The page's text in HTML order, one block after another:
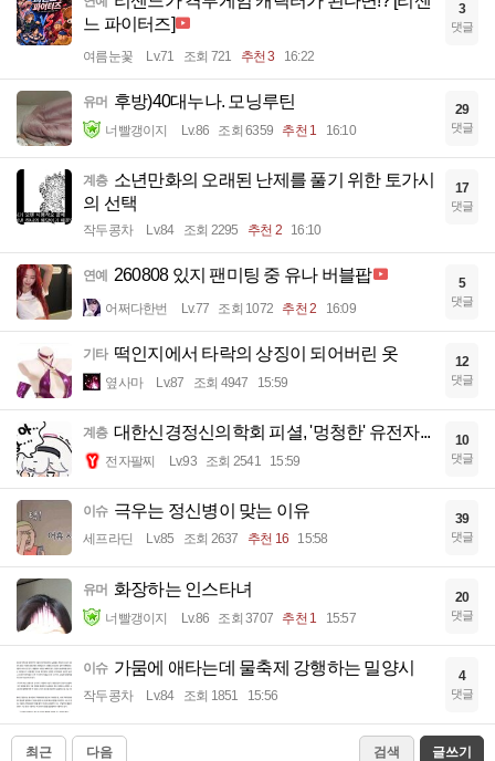
느 파이터즈]
여름눈꽃 Lv.71 조회 721 추천 3 16:22
3
댓글
유머 후방)40대누나. 모닝루틴
너빨갱이지 Lv.86 조회 6359 추천 1 16:10
29
댓글
계층 소년만화의 오래된 난제를 풀기 위한 토가시
의 선택
작두콩차 Lv.84 조회 2295 추천 2 16:10
17
댓글
연예 260808 있지 팬미팅 중 유나 버블팝
어쩌다한번 Lv.77 조회 1072 추천 2 16:09
5
댓글
기타 떡인지에서 타락의 상징이 되어버린 옷
옆사마 Lv.87 조회 4947 15:59
12
댓글
계층 대한신경정신의학회 피셜, '멍청한' 유전자...
전자팔찌 Lv.93 조회 2541 15:59
10
댓글
이슈 극우는 정신병이 맞는 이유
세프라딘 Lv.85 조회 2637 추천 16 15:58
39
댓글
유머 화장하는 인스타녀
너빨갱이지 Lv.86 조회 3707 추천 1 15:57
20
댓글
이슈 가뭄에 애타는데 물축제 강행하는 밀양시
작두콩차 Lv.84 조회 1851 15:56
4
댓글
최근 다음 검색 글쓰기